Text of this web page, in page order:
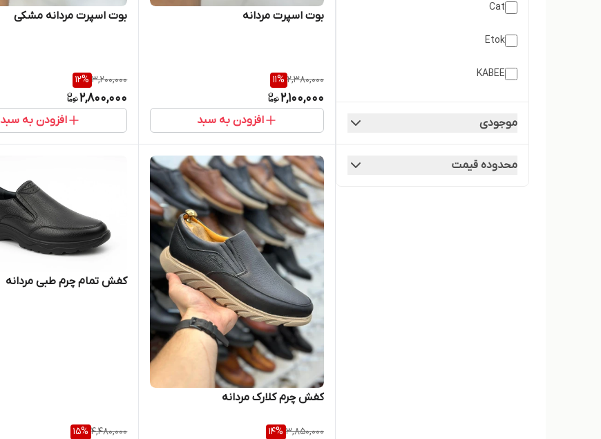
Cat
Etok
KABEE
آتروپات
موجودی
محدوده قیمت
بوت اسپرت مردانه
2,380,000
11%
2,100,000
افزودن به سبد
بوت اسپرت مردانه مشکی
3,200,000
12%
2,800,000
افزودن به سبد
کفش چرم کلارک مردانه
3,850,000
14%
کفش تمام چرم طبی مردانه
4,480,000
15%